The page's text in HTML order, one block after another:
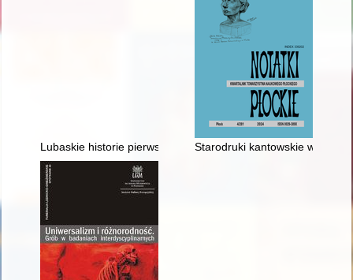
Lubaskie historie pierwszej połowy XX wieku : praca zbiorowa
Starodruki kantowskie w